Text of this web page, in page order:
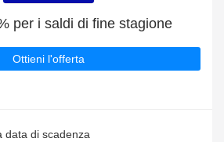
per i saldi di fine stagione
Ottieni l'offerta
data di scadenza